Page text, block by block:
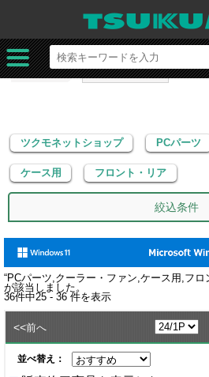
ツクモネットショップ PCパーツ
ケース用
フロント・リア
ツクモネットショップ PCパーツ
ケース用 フロント・リア
絞込条件
“PCパーツ,クーラー・ファン,ケース用,フロ
が該当しました。
36件中25 - 36 件を表示
<<前へ
並べ替え：